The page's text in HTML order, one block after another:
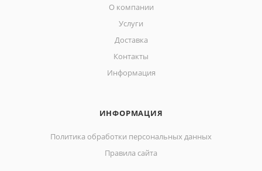
О компании
Услуги
Доставка
Контакты
Информация
ИНФОРМАЦИЯ
Политика обработки персональных данных
Правила сайта